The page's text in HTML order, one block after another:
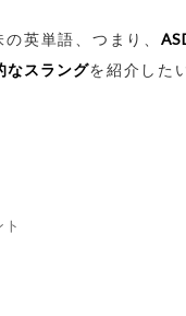
英単語、つまり、
なスラングを紹介した